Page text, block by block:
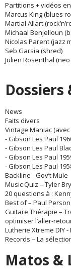
Partitions + vidéos
Marcus King (blues
Martial Allart
Michaal Benjelloun
Nicolas Parent (jazz
Seb Garsia (shred)
Julien Rosenthal
Dossiers
News
Faits divers
Vintage Maniac
- Gibson Les Paul
- Gibson Les Paul
- Gibson Les Paul
- Gibson Les Paul
Backline - Gov’t Mule
Music Quiz – Tyler
20 questions à :
Best of – Paul
Guitare Thérapie –
optimiser l’aller-
Lutherie Xtreme DIY
Records – La
Matos &